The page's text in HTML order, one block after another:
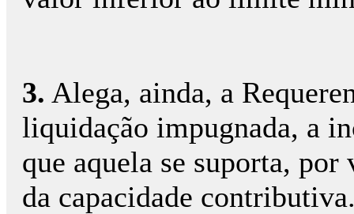
3. Alega, ainda, a
liquidação impugnada, a
que aquela se suporta,
da capacidade